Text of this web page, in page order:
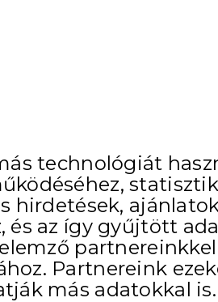
technológiát
hirdetések,
és az így gyűjtött
Partnereink
más adatokkal is.